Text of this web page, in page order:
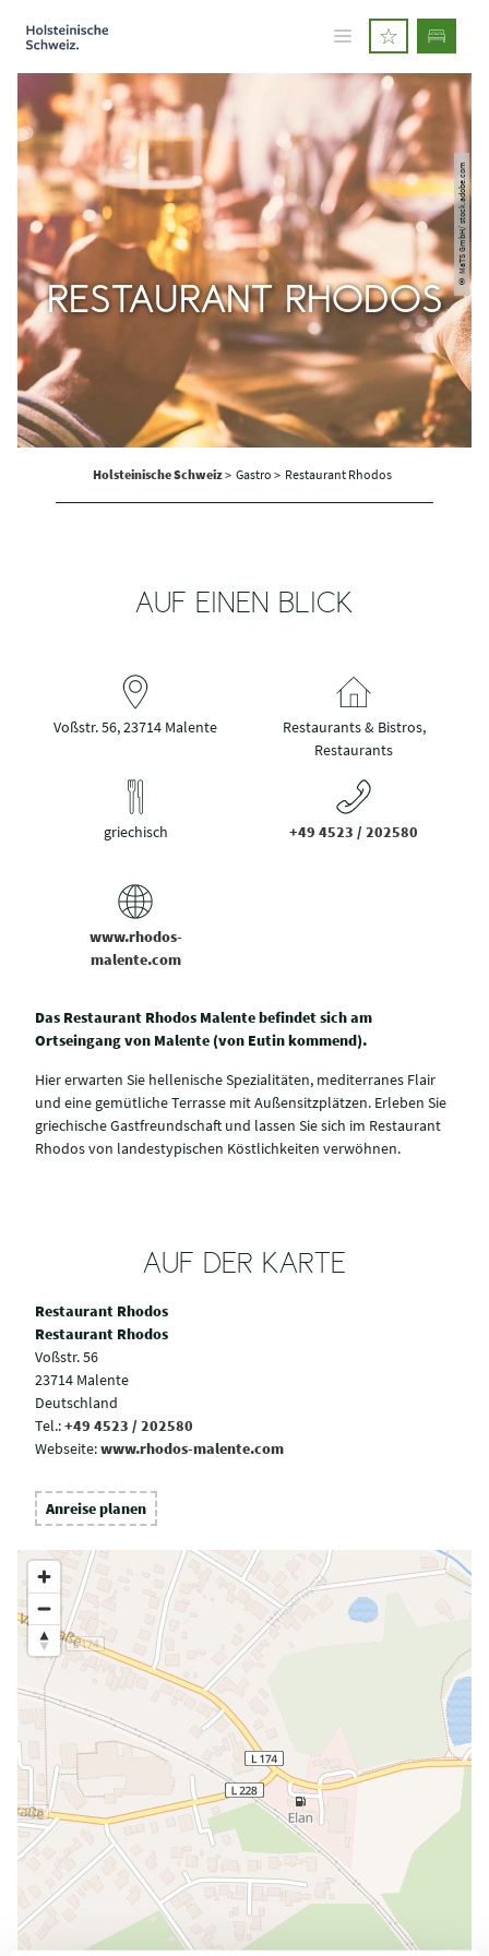
© MaTS GmbH/ stock.adobe.com
RESTAURANT RHODOS
Holsteinische Schweiz> Gastro > Restaurant Rhodos
AUF EINEN BLICK
Voßstr. 56, 23714 Malente
Restaurants & Bistros,
Restaurants
griechisch +49 4523 / 202580
www.rhodos-
malente.com
Das Restaurant Rhodos Malente befindet sich am
Ortseingang von Malente (von Eutin kommend).
Hier erwarten Sie hellenische Spezialitäten, mediterranes Flair
und eine gemütliche Terrasse mit Außensitzplätzen. Erleben Sie
griechische Gastfreundschaft und lassen Sie sich im Restaurant
Rhodos von landestypischen Köstlichkeiten verwöhnen.
AUF DER KARTE
Restaurant Rhodos
Restaurant Rhodos
Voßstr. 56
23714 Malente
Deutschland
Tel.:+49 4523 / 202580
Webseite:www.rhodos-malente.com
Anreise planen